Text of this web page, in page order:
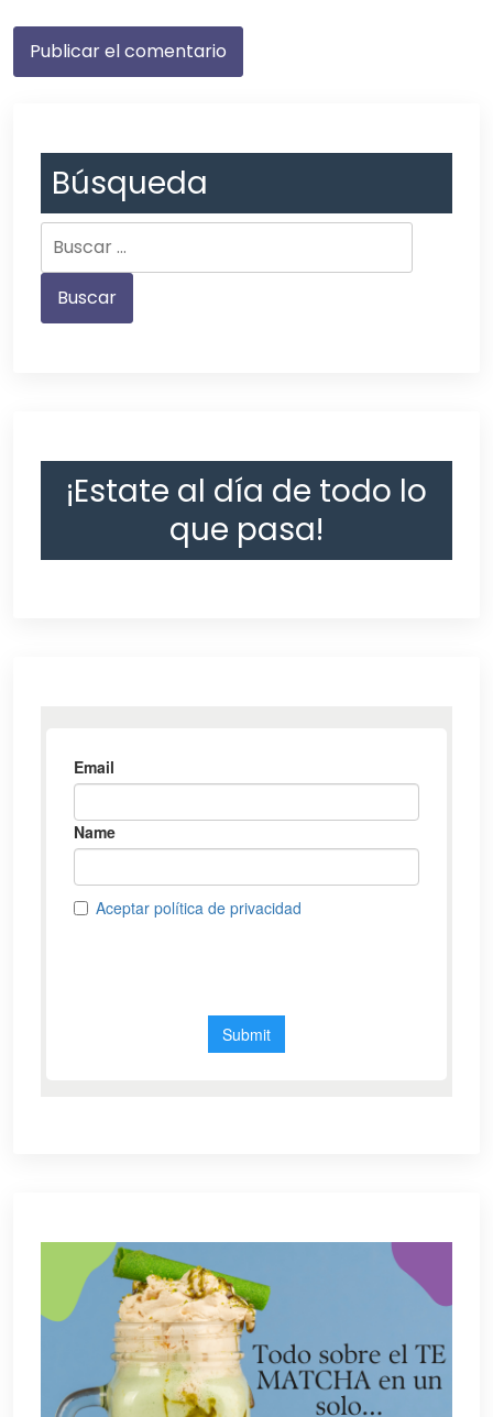
Búsqueda
¡Estate al día de todo lo
que pasa!